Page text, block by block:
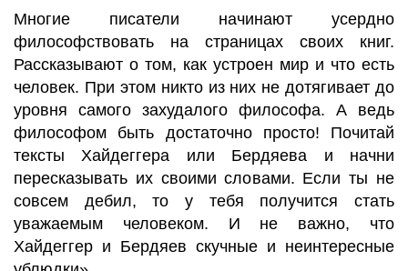
Многие писатели начинают усердно
философствовать на страницах своих книг.
Рассказывают о том, как устроен мир и что есть
человек. При этом никто из них не дотягивает до
уровня самого захудалого философа. А ведь
философом быть достаточно просто! Почитай
тексты Хайдеггера или Бердяева и начни
пересказывать их своими словами. Если ты не
совсем дебил, то у тебя получится стать
уважаемым человеком. И не важно, что
Хайдеггер и Бердяев скучные и неинтересные